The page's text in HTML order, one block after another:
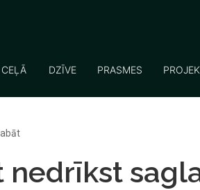
CEĻĀ DZĪVE PRASMES
nedrīkst